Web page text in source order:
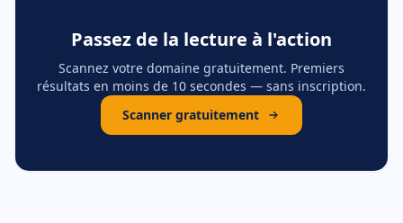
Passez de la lecture à l'action
Scannez votre domaine gratuitement. Premiers
résultats en moins de 10 secondes — sans inscription.
Scanner gratuitement